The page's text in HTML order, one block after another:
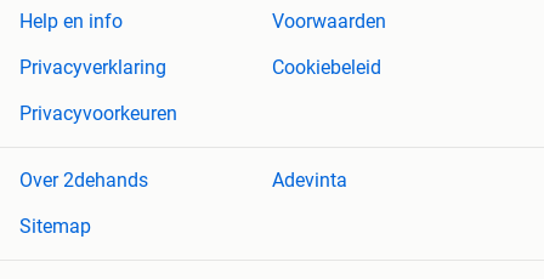
Help en info
Voorwaarden
Privacyverklaring
Cookiebeleid
Privacyvoorkeuren
Over 2dehands
Adevinta
Sitemap